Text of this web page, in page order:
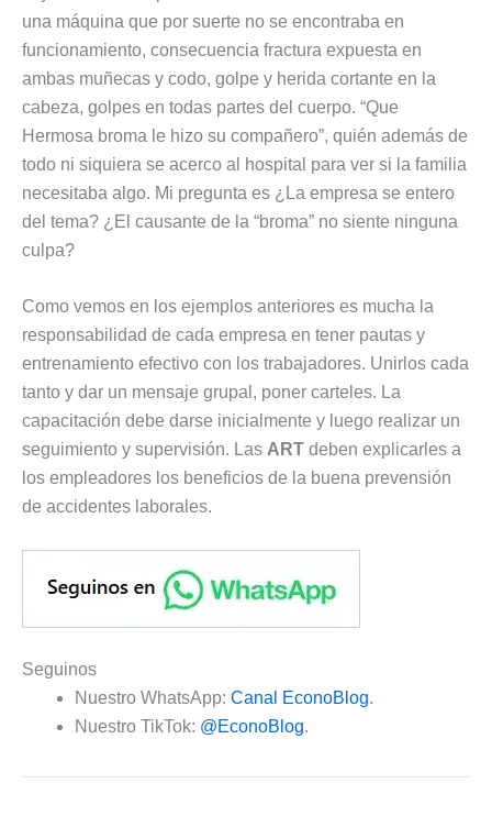
una máquina que por suerte no se encontraba en
funcionamiento, consecuencia fractura expuesta en
ambas muñecas y codo, golpe y herida cortante en la
cabeza, golpes en todas partes del cuerpo. “Que
Hermosa broma le hizo su compañero”, quién además de
todo ni siquiera se acerco al hospital para ver si la familia
necesitaba algo. Mi pregunta es ¿La empresa se entero
del tema? ¿El causante de la “broma” no siente ninguna
culpa?
Como vemos en los ejemplos anteriores es mucha la
responsabilidad de cada empresa en tener pautas y
entrenamiento efectivo con los trabajadores. Unirlos cada
tanto y dar un mensaje grupal, poner carteles. La
capacitación debe darse inicialmente y luego realizar un
seguimiento y supervisión. Las ART deben explicarles a
los empleadores los beneficios de la buena prevensión
de accidentes laborales.
Seguinos
Nuestro WhatsApp: Canal EconoBlog.
Nuestro TikTok: @EconoBlog.